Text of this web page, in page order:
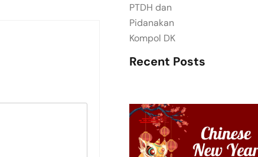
PTDH dan
Pidanakan
Kompol DK
Recent Posts